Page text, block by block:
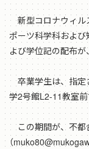
新型コロナウィル
ポーツ科学科およ
よび学位記の配布
卒業学生は、指定
学2号館L2-11教室
この期間が、不都
（